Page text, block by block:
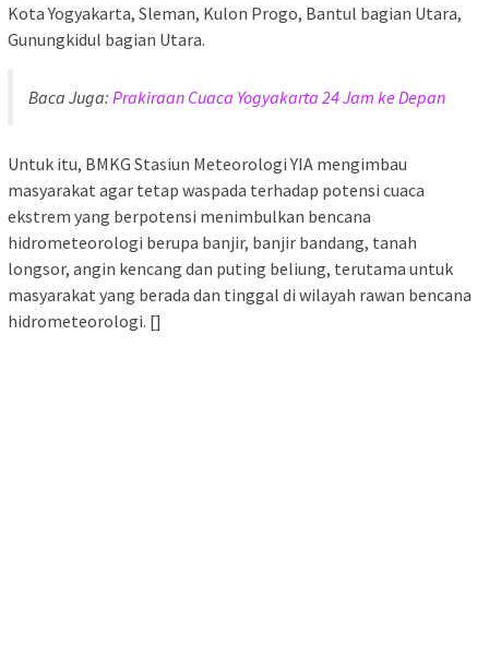
Kota Yogyakarta, Sleman, Kulon Progo, Bantul bagian Utara,
Gunungkidul bagian Utara.
Baca Juga: Prakiraan Cuaca Yogyakarta 24 Jam ke Depan
Untuk itu, BMKG Stasiun Meteorologi YIA mengimbau
masyarakat agar tetap waspada terhadap potensi cuaca
ekstrem yang berpotensi menimbulkan bencana
hidrometeorologi berupa banjir, banjir bandang, tanah
longsor, angin kencang dan puting beliung, terutama untuk
masyarakat yang berada dan tinggal di wilayah rawan bencana
hidrometeorologi. []